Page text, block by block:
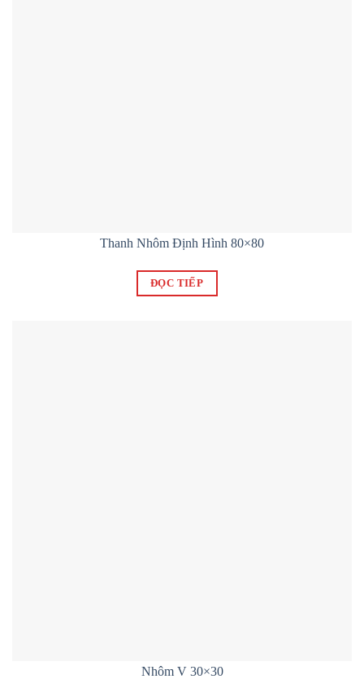
Thanh Nhôm Định Hình 80×80
ĐỌC TIẾP
Nhôm V 30×30